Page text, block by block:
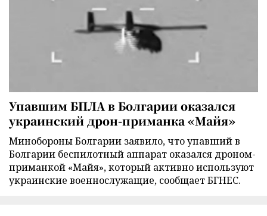
Упавшим БПЛА в Болгарии оказался
украинский дрон-приманка «Майя»
Минобороны Болгарии заявило, что упавший в
Болгарии беспилотный аппарат оказался дроном-
приманкой «Майя», который активно используют
украинские военнослужащие, сообщает БГНЕС.